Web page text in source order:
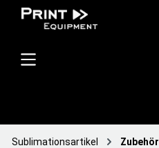
Sublimationsartikel Zubehör